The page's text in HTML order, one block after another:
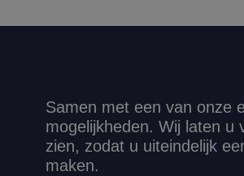
Samen met een van onze
mogelijkheden. Wij laten u
zien, zodat u uiteindelijk
maken.